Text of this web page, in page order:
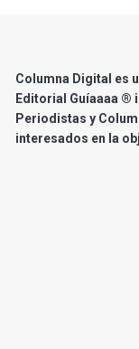
Columna Digital es
Editorial Guíaaaa ®
Periodistas y
interesados en la